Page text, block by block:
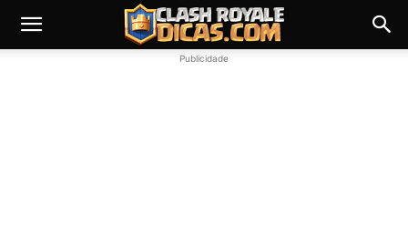
Publicidade